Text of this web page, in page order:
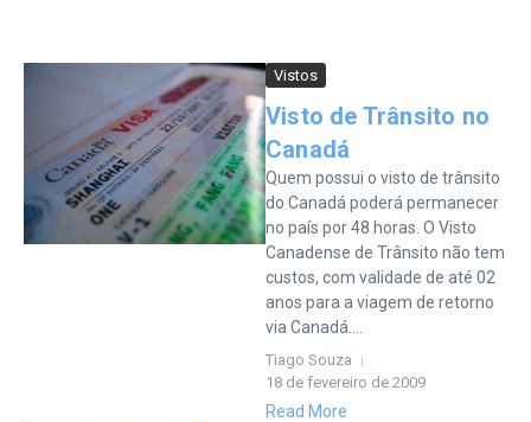
Vistos
Visto de Trânsito no
Canadá
Quem possui o visto de trânsito
do Canadá poderá permanecer
no país por 48 horas. O Visto
Canadense de Trânsito não tem
custos, com validade de até 02
anos para a viagem de retorno
via Canadá....
Tiago Souza
18 de fevereiro de 2009
Read More